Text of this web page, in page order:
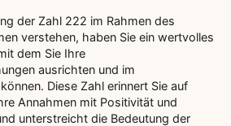
der Zahl 222 im Rahmen des
verstehen, haben Sie ein wertvolles
dem Sie Ihre
ausrichten und im
Diese Zahl erinnert Sie auf
Annahmen mit Positivität und
unterstreicht die Bedeutung der